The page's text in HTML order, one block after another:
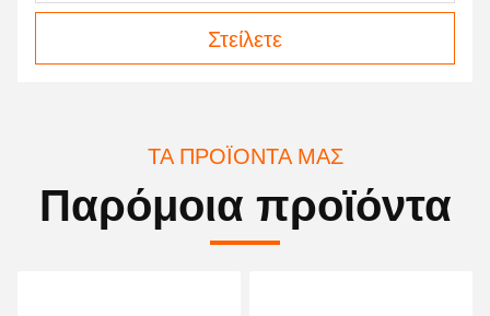
Στείλετε
ΤΑ ΠΡΟΪΌΝΤΑ ΜΑΣ
Παρόμοια προϊόντα